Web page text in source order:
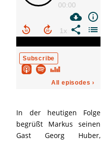
In der heutigen Folge
begrüßt Markus seinen
Gast Georg Huber,